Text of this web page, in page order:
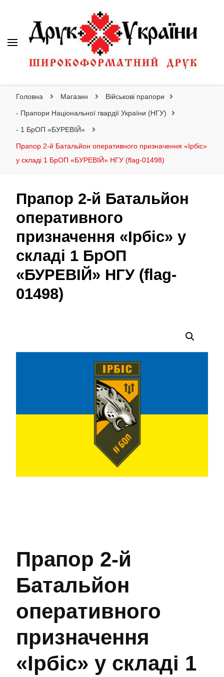
Головна Магазин Військові прапори
- Прапори Національної гвардії України (НГУ)
- 1 БрОП «БУРЕВІЙ»
Прапор 2-й Батальйон оперативного призначення «Ірбіс»
у складі 1 БрОП «БУРЕВІЙ» НГУ (flag-01498)
Прапор 2-й Батальйон
оперативного
призначення «Ірбіс» у
складі 1 БрОП
«БУРЕВІЙ» НГУ (flag-
01498)
Прапор 2-й
Батальйон
оперативного
призначення
«Ірбіс» у складі 1